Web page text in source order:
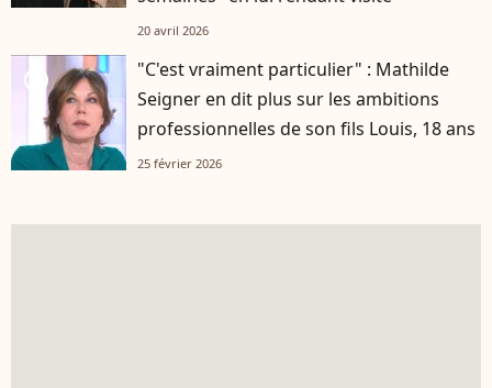
20 avril 2026
player2
"C'est vraiment particulier" : Mathilde
Seigner en dit plus sur les ambitions
professionnelles de son fils Louis, 18 ans
25 février 2026